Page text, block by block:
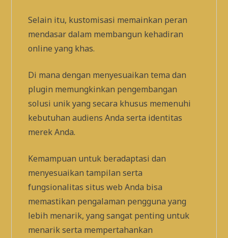
Selain itu, kustomisasi memainkan peran
mendasar dalam membangun kehadiran
online yang khas.
Di mana dengan menyesuaikan tema dan
plugin memungkinkan pengembangan
solusi unik yang secara khusus memenuhi
kebutuhan audiens Anda serta identitas
merek Anda.
Kemampuan untuk beradaptasi dan
menyesuaikan tampilan serta
fungsionalitas situs web Anda bisa
memastikan pengalaman pengguna yang
lebih menarik, yang sangat penting untuk
menarik serta mempertahankan